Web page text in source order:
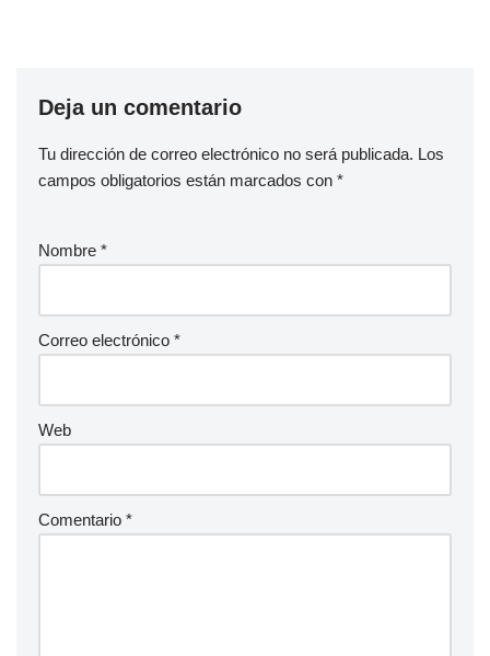
Deja un comentario
Tu dirección de correo electrónico no será publicada. Los
campos obligatorios están marcados con *
Nombre *
Correo electrónico *
Web
Comentario *